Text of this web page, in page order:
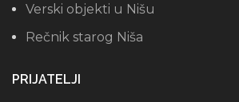
Verski objekti u Nišu
Rečnik starog Niša
PRIJATELJI